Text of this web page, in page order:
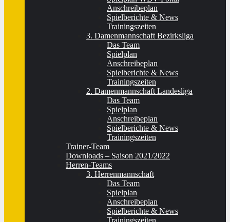
Anschreibeplan
Spielberichte & News
Trainingszeiten
3. Damenmannschaft Bezirksliga
Das Team
Spielplan
Anschreibeplan
Spielberichte & News
Trainingszeiten
2. Damenmannschaft Landesliga
Das Team
Spielplan
Anschreibeplan
Spielberichte & News
Trainingszeiten
Trainer-Team
Downloads – Saison 2021/2022
Herren-Teams
3. Herrenmannschaft
Das Team
Spielplan
Anschreibeplan
Spielberichte & News
Trainingszeiten